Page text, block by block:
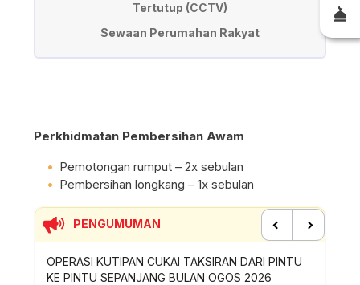
Tertutup (CCTV)
Sewaan Perumahan Rakyat
Perkhidmatan Pembersihan Awam
Pemotongan rumput – 2x sebulan
Pembersihan longkang – 1x sebulan
PENGUMUMAN
OPERASI KUTIPAN CUKAI TAKSIRAN DARI PINTU
KE PINTU SEPANJANG BULAN OGOS 2026